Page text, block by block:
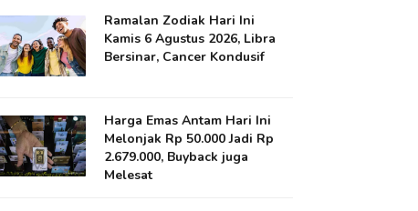
Ramalan Zodiak Hari Ini
Kamis 6 Agustus 2026, Libra
Bersinar, Cancer Kondusif
Harga Emas Antam Hari Ini
Melonjak Rp 50.000 Jadi Rp
2.679.000, Buyback juga
Melesat